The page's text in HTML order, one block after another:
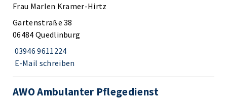
Frau Marlen Kramer-Hirtz
Gartenstraße 38
06484 Quedlinburg
03946 9611224
E-Mail schreiben
AWO Ambulanter Pflegedienst